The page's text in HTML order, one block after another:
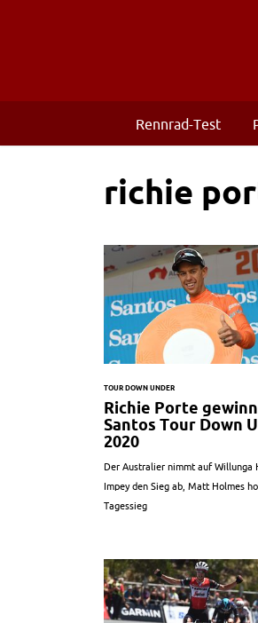
Rennrad-Test
richie
TOUR DOWN UNDER
Richie Porte
Santos Tour Down
2020
Der Australier nimmt auf Willunga
Impey den Sieg ab, Matt Holmes
Tagessieg